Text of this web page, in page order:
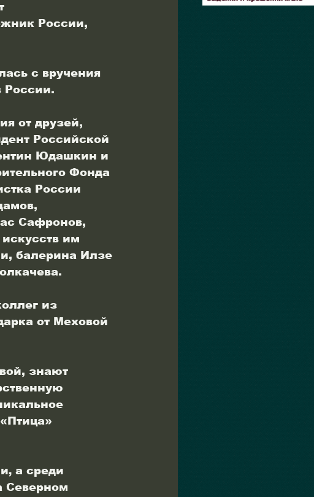
России,
с вручения
России.
от друзей,
Российской
Юдашкин и
Фонда
России
Сафронов,
им
балерина Илзе
из
от Меховой
знают
а среди
Северном